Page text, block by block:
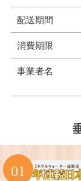
配送期間
消費期限
事業者名